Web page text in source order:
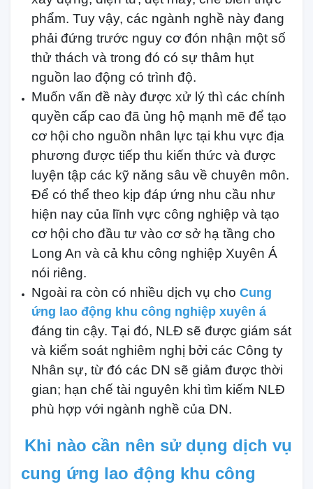
phẩm. Tuy vậy, các ngành nghề này đang
phải đứng trước nguy cơ đón nhận một số
thử thách và trong đó có sự thâm hụt
nguồn lao động có trình độ.
Muốn vấn đề này được xử lý thì các chính
quyền cấp cao đã ủng hộ mạnh mẽ để tạo
cơ hội cho nguồn nhân lực tại khu vực địa
phương được tiếp thu kiến thức và được
luyện tập các kỹ năng sâu về chuyên môn.
Để có thể theo kịp đáp ứng nhu cầu như
hiện nay của lĩnh vực công nghiệp và tạo
cơ hội cho đầu tư vào cơ sở hạ tầng cho
Long An và cả khu công nghiệp Xuyên Á
nói riêng.
Ngoài ra còn có nhiều dịch vụ cho Cung
ứng lao động khu công nghiệp xuyên á
đáng tin cậy. Tại đó, NLĐ sẽ được giám sát
và kiểm soát nghiêm nghị bởi các Công ty
Nhân sự, từ đó các DN sẽ giảm được thời
gian; hạn chế tài nguyên khi tìm kiếm NLĐ
phù hợp với ngành nghề của DN.
Khi nào cần nên sử dụng dịch vụ
cung ứng lao động khu công